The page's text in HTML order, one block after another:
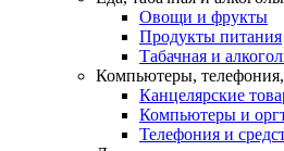
Овощи и фрукты
Продукты питания
Табачная и
Компьютеры,
Канцелярские
Компьютеры и
Телефония и